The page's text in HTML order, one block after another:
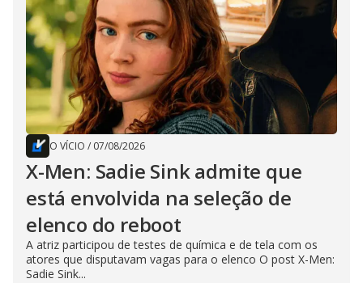
O VÍCIO / 07/08/2026
X-Men: Sadie Sink admite que
está envolvida na seleção de
elenco do reboot
A atriz participou de testes de química e de tela com os
atores que disputavam vagas para o elenco O post X-Men:
Sadie Sink...